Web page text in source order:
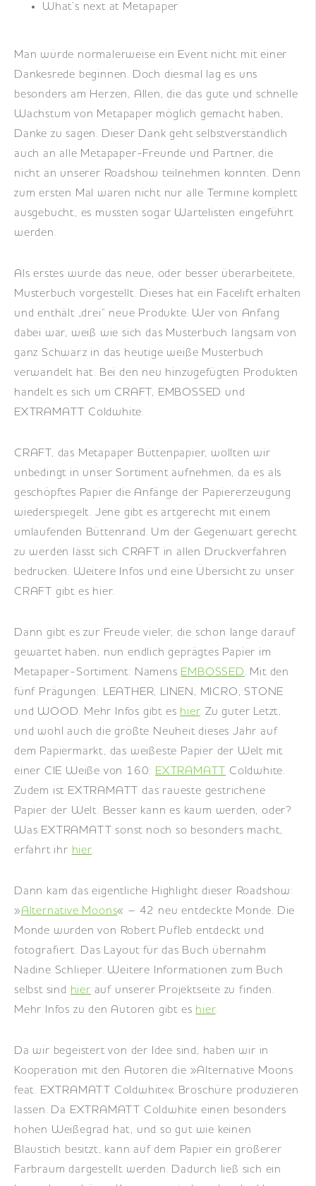
What’s next at Metapaper
Man würde normalerweise ein Event nicht mit einer
Dankesrede beginnen. Doch diesmal lag es uns
besonders am Herzen, Allen, die das gute und schnelle
Wachstum von Metapaper möglich gemacht haben,
Danke zu sagen. Dieser Dank geht selbstverständlich
auch an alle Metapaper-Freunde und Partner, die
nicht an unserer Roadshow teilnehmen konnten. Denn
zum ersten Mal waren nicht nur alle Termine komplett
ausgebucht, es mussten sogar Wartelisten eingeführt
werden.
Als erstes wurde das neue, oder besser überarbeitete,
Musterbuch vorgestellt. Dieses hat ein Facelift erhalten
und enthält „drei“ neue Produkte. Wer von Anfang
dabei war, weiß wie sich das Musterbuch langsam von
ganz Schwarz in das heutige weiße Musterbuch
verwandelt hat. Bei den neu hinzugefügten Produkten
handelt es sich um CRAFT, EMBOSSED und
EXTRAMATT Coldwhite.
CRAFT, das Metapaper Büttenpapier, wollten wir
unbedingt in unser Sortiment aufnehmen, da es als
geschöpftes Papier die Anfänge der Papiererzeugung
wiederspiegelt. Jene gibt es artgerecht mit einem
umlaufenden Büttenrand. Um der Gegenwart gerecht
zu werden lässt sich CRAFT in allen Druckverfahren
bedrucken. Weitere Infos und eine Übersicht zu unser
CRAFT gibt es hier.
Dann gibt es zur Freude vieler, die schon lange darauf
gewartet haben, nun endlich geprägtes Papier im
Metapaper-Sortiment: Namens EMBOSSED. Mit den
fünf Prägungen: LEATHER, LINEN, MICRO, STONE
und WOOD. Mehr Infos gibt es hier. Zu guter Letzt,
und wohl auch die größte Neuheit dieses Jahr auf
dem Papiermarkt, das weißeste Papier der Welt mit
einer CIE Weiße von 160: EXTRAMATT
Coldwhite.
Zudem ist EXTRAMATT das raueste gestrichene
Papier der Welt. Besser kann es kaum werden, oder?
Was EXTRAMATT sonst noch so besonders macht,
erfahrt ihr hier.
Dann kam das eigentliche Highlight dieser Roadshow:
»Alternative Moons« – 42 neu entdeckte Monde. Die
Monde wurden von Robert Pufleb entdeckt und
fotografiert. Das Layout für das Buch übernahm
Nadine Schlieper. Weitere Informationen zum Buch
selbst sind
hier auf unserer Projektseite zu finden.
Mehr Infos zu den Autoren gibt es hier.
Da wir begeistert von der Idee sind, haben wir in
Kooperation mit den Autoren die »Alternative Moons
feat. EXTRAMATT Coldwhite« Broschüre produzieren
lassen. Da EXTRAMATT Coldwhite einen besonders
hohen Weißegrad hat, und so gut wie keinen
Blaustich besitzt, kann auf dem Papier ein größerer
Farbraum dargestellt werden. Dadurch ließ sich ein